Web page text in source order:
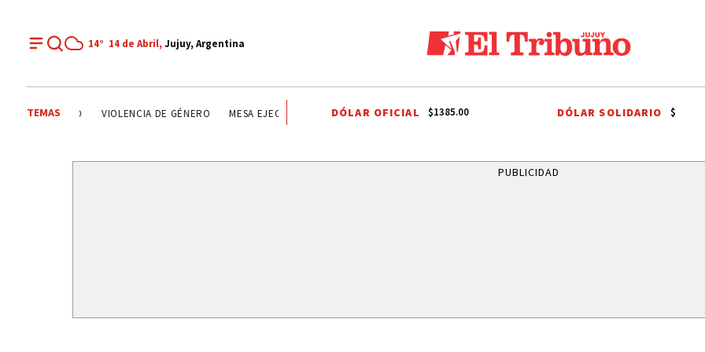
14° 14 de Abril,Jujuy, Argentina
TEMASBÁSQUET LIGA DEL RAMAL SALUD LIGA DEPARTAMENTAL SESIÓN PLENARIA DEL PARLAMENTO VIOLENCIA DE GÉNERO
DÓLAR OFICIAL $1385.00 DÓLAR SOLIDARIO $
PUBLICIDAD